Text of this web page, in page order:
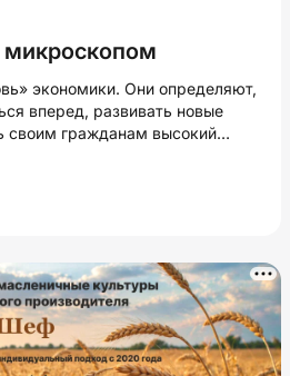
экономики. Они определяют,
вперед, развивать новые
своим гражданам высокий